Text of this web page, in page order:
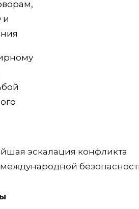
и
эскалация конфликта